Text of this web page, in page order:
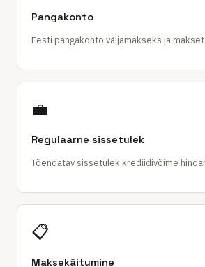
Pangakonto
Eesti pangakonto väljamakseks ja
💼
Regulaarne sissetulek
Tõendatav sissetulek krediidivõime
📋
Maksekäitumine